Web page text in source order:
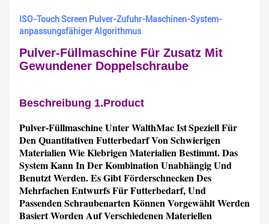
ISO-Touch Screen Pulver-Zufuhr-Maschinen-System-
anpassungsfähiger Algorithmus
Pulver-Füllmaschine Für Zusatz Mit
Gewundener Doppelschraube
Beschreibung 1.Product
Pulver-Füllmaschine Unter WalthMac IstSpeziell Für
Den Quantitativen Futterbedarf Von Schwierigen
Materialien Wie Klebrigen Materialien Bestimmt. Das
System Kann In Der Kombination Unabhängig Und
Benutzt Werden. Es Gibt Förderschnecken Des
Mehrfachen Entwurfs Für Futterbedarf, Und
Passenden Schraubenarten Können Vorgewählt Werden
Basiert Worden Auf Verschiedenen Materiellen